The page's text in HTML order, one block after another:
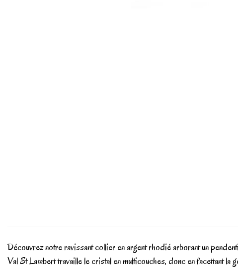
Découvrez notre ravissant collier en argent rhodié arborant un
Val St Lambert travaille le cristal en multicouches, donc en facettant